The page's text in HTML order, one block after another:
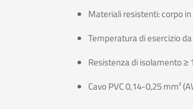
Materiali resistenti: corpo
Temperatura di esercizio
Resistenza di isolamento ≥
Cavo PVC 0,14-0,25 mm²